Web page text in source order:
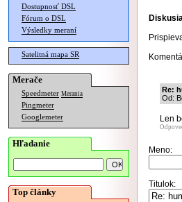
Dostupnosť DSL
Fórum o DSL
Výsledky meraní
Satelitná mapa SR
Merače
Speedmeter Merania
Pingmeter
Googlemeter
Hľadanie
Top články
Re:
Od:
Len
Meno:
Titulok: